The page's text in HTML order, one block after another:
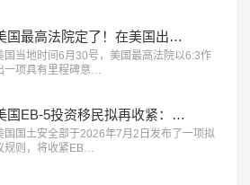
美国最高法院定了！在美国出生仍自动获得国籍，特朗普行政令正式被推翻
国当地时间6月30号，美国最高法院以6:3作
一项具有里程碑意…
美国EB-5投资移民拟再收紧：新增140万美元投资档
国国土安全部于2026年7月2日发布了一项拟
规则，将收紧EB…